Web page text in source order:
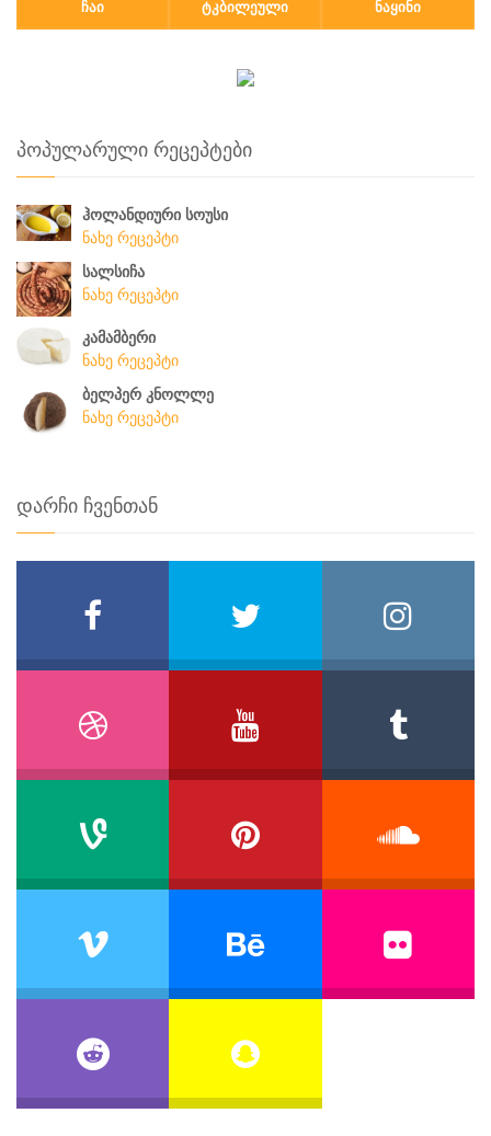
ᲩᲐᲘ ᲢᲙᲑᲘᲚᲔᲣᲚᲘ ᲜᲐᲧᲘᲜᲘ
პოპულარული რეცეპტები
ჰოლანდიური სოუსი
ნახე რეცეპტი
სალსიჩა
ნახე რეცეპტი
კამამბერი
ნახე რეცეპტი
ბელპერ კნოლლე
ნახე რეცეპტი
დარჩი ჩვენთან